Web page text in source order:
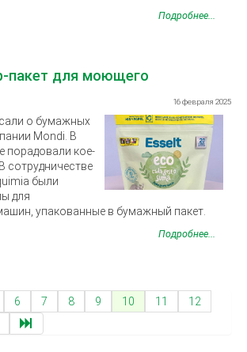
Подробнее...
пакет для моющего
16 февраля 2025
о бумажных
Mondi. В
порадовали кое-
сотрудничестве
были
для
упакованные в бумажный пакет.
Подробнее...
6 7 8 9 10 11
12